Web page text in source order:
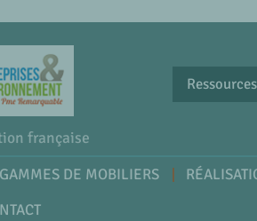
française
DE MOBILIERS